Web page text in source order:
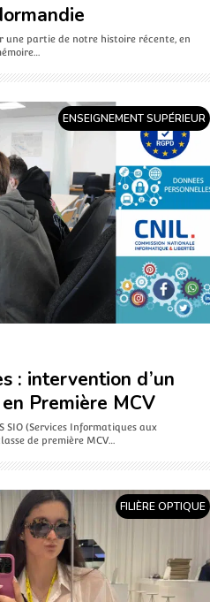
une partie de notre histoire récente, en
ENSEIGNEMENT SUPÉRIEUR
: intervention d’un
Première MCV
SIO (Services Informatiques aux
de première MCV…
FILIÈRE OPTIQUE